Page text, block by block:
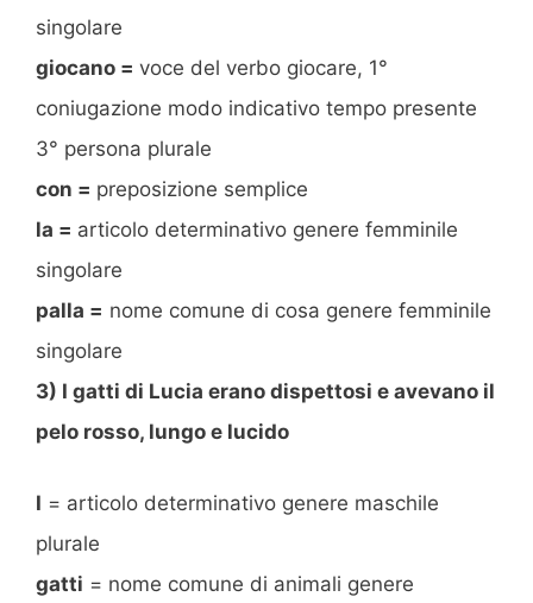
singolare
giocano = voce del verbo giocare, 1°
coniugazione modo indicativo tempo presente
3° persona plurale
con = preposizione semplice
la = articolo determinativo genere femminile
singolare
palla = nome comune di cosa genere femminile
singolare
3) I gatti di Lucia erano dispettosi e avevano il
pelo rosso, lungo e lucido
I = articolo determinativo genere maschile
plurale
gatti = nome comune di animali genere